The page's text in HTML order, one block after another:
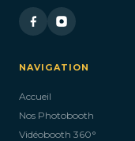
NAVIGATION
Accueil
Nos Photobooth
Vidéobooth 360°